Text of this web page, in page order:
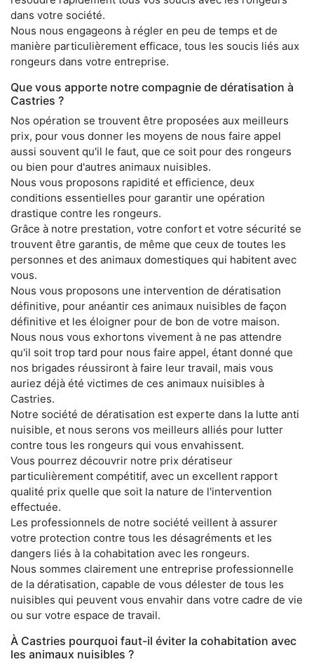
dans votre société.
Nous nous engageons à régler en peu de temps et de
manière particulièrement efficace, tous les soucis liés aux
rongeurs dans votre entreprise.
Que vous apporte notre compagnie de dératisation à
Castries ?
Nos opération se trouvent être proposées aux meilleurs
prix, pour vous donner les moyens de nous faire appel
aussi souvent qu'il le faut, que ce soit pour des rongeurs
ou bien pour d'autres animaux nuisibles.
Nous vous proposons rapidité et efficience, deux
conditions essentielles pour garantir une opération
drastique contre les rongeurs.
Grâce à notre prestation, votre confort et votre sécurité se
trouvent être garantis, de même que ceux de toutes les
personnes et des animaux domestiques qui habitent avec
vous.
Nous vous proposons une intervention de dératisation
définitive, pour anéantir ces animaux nuisibles de façon
définitive et les éloigner pour de bon de votre maison.
Nous nous vous exhortons vivement à ne pas attendre
qu'il soit trop tard pour nous faire appel, étant donné que
nos brigades réussiront à faire leur travail, mais vous
auriez déjà été victimes de ces animaux nuisibles à
Castries.
Notre société de dératisation est experte dans la lutte anti
nuisible, et nous serons vos meilleurs alliés pour lutter
contre tous les rongeurs qui vous envahissent.
Vous pourrez découvrir notre prix dératiseur
particulièrement compétitif, avec un excellent rapport
qualité prix quelle que soit la nature de l'intervention
effectuée.
Les professionnels de notre société veillent à assurer
votre protection contre tous les désagréments et les
dangers liés à la cohabitation avec les rongeurs.
Nous sommes clairement une entreprise professionnelle
de la dératisation, capable de vous délester de tous les
nuisibles qui peuvent vous envahir dans votre cadre de vie
ou sur votre espace de travail.
À Castries pourquoi faut-il éviter la cohabitation avec
les animaux nuisibles ?